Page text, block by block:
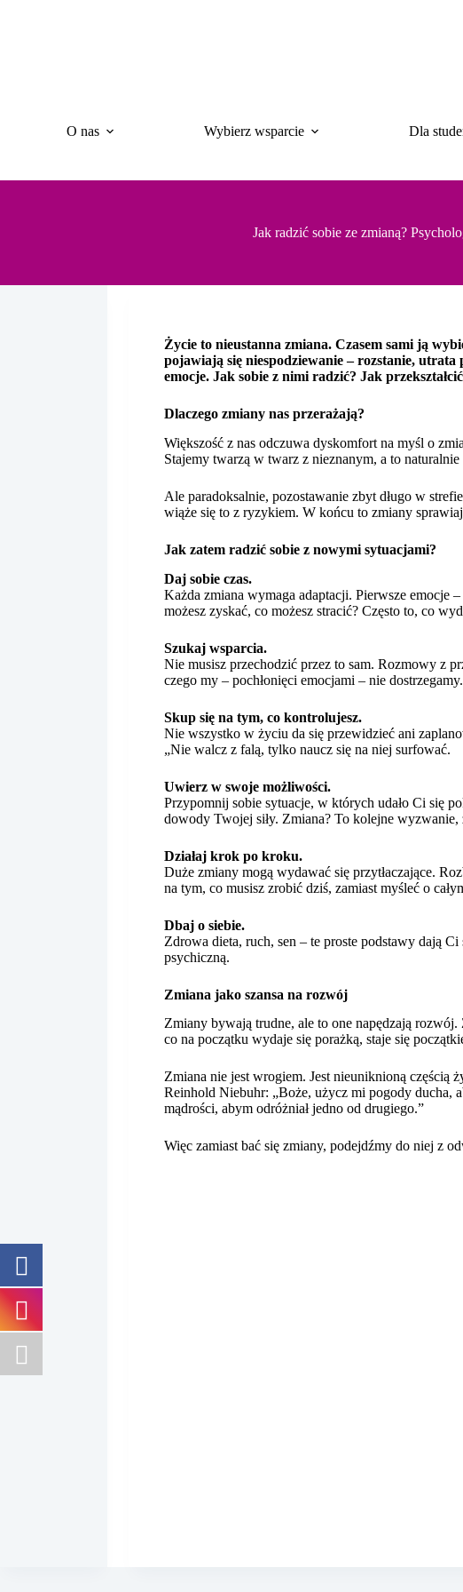
O nas Wybierz wsparcie Dla
Jak radzić sobie ze zmianą?
Życie to nieustanna zmiana. Czasem sami ją
pojawiają się niespodziewanie – rozstanie,
emocje. Jak sobie z nimi radzić? Jak
Dlaczego zmiany nas przerażają?
Większość z nas odczuwa dyskomfort na myśl o
Stajemy twarzą w twarz z nieznanym, a to
Ale paradoksalnie, pozostawanie zbyt długo w
wiąże się to z ryzykiem. W końcu to zmiany
Jak zatem radzić sobie z nowymi sytuacjami?
Daj sobie czas.
Każda zmiana wymaga adaptacji. Pierwsze emocje
możesz zyskać, co możesz stracić? Często to, co
Szukaj wsparcia.
Nie musisz przechodzić przez to sam. Rozmowy z
czego my – pochłonięci emocjami – nie dostrzegamy.
Skup się na tym, co kontrolujesz.
Nie wszystko w życiu da się przewidzieć ani
„Nie walcz z falą, tylko naucz się na niej surfować.
Uwierz w swoje możliwości.
Przypomnij sobie sytuacje, w których udało Ci się
dowody Twojej siły. Zmiana? To kolejne wyzwanie,
Działaj krok po kroku.
Duże zmiany mogą wydawać się przytłaczające.
na tym, co musisz zrobić dziś, zamiast myśleć o
Dbaj o siebie.
Zdrowa dieta, ruch, sen – te proste podstawy dają
psychiczną.
Zmiana jako szansa na rozwój
Zmiany bywają trudne, ale to one napędzają
co na początku wydaje się porażką, staje się
Zmiana nie jest wrogiem. Jest nieuniknioną częścią
Reinhold Niebuhr: „Boże, użycz mi pogody ducha,
mądrości, abym odróżniał jedno od drugiego.”
Więc zamiast bać się zmiany, podejdźmy do niej z